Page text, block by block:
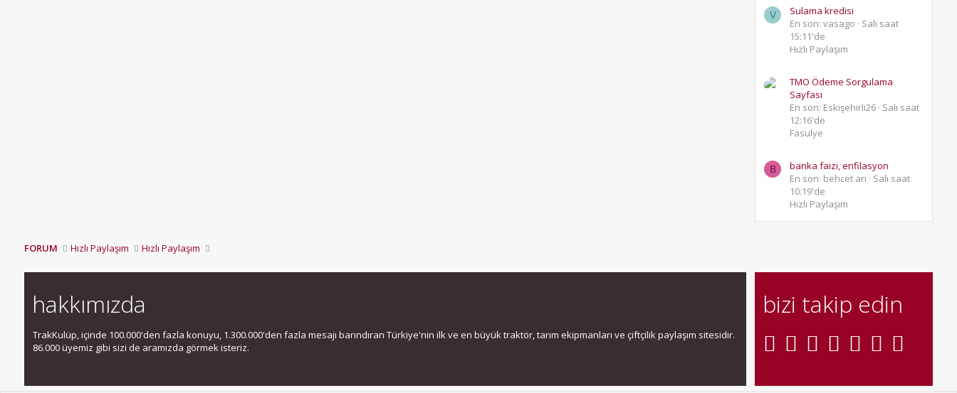
V
Sulama kredisi
En son: vasago
Salı saat
15:11'de
Hızlı Paylaşım
TMO Ödeme Sorgulama
Sayfası
En son: Eskişehirli26 Salı saat
12:16'de
Fasulye
B
banka faizi, enfilasyon
En son: behcet arı
Salı saat
10:19'de
Hızlı Paylaşım
FORUM Hızlı Paylaşım Hızlı Paylaşım
hakkımızda
TrakKulüp, içinde 100.000'den fazla konuyu, 1.300.000'den fazla mesajı barındıran Türkiye'nin ilk ve en büyük traktör, tarım ekipmanları ve çiftçilik paylaşım sitesidir.
86.000 üyemiz gibi sizi de aramızda görmek isteriz.
bizi takip edin